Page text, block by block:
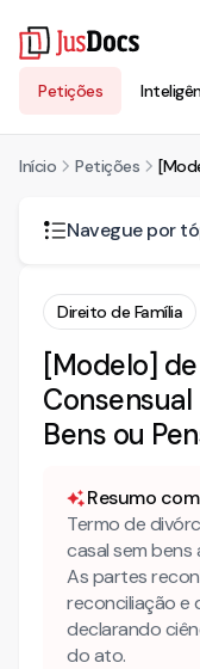
Petições
Início Petições
Navegue por
TERMO DE
DO ADVOGADO
DO CASAMENTO
DO FILHO
DOS
Direito de Família
[Modelo]
Bens ou
Resumo
Termo de
casal sem bens
As partes
reconciliação e
declarando
do ato.